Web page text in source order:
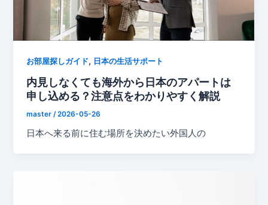
お部屋探しガイド, 日本の生活サポート
内見しなくても海外から日本のアパートは
申し込める？注意点をわかりやすく解説
master /2026-05-26
日本へ来る前に住む場所を決めたい外国人の